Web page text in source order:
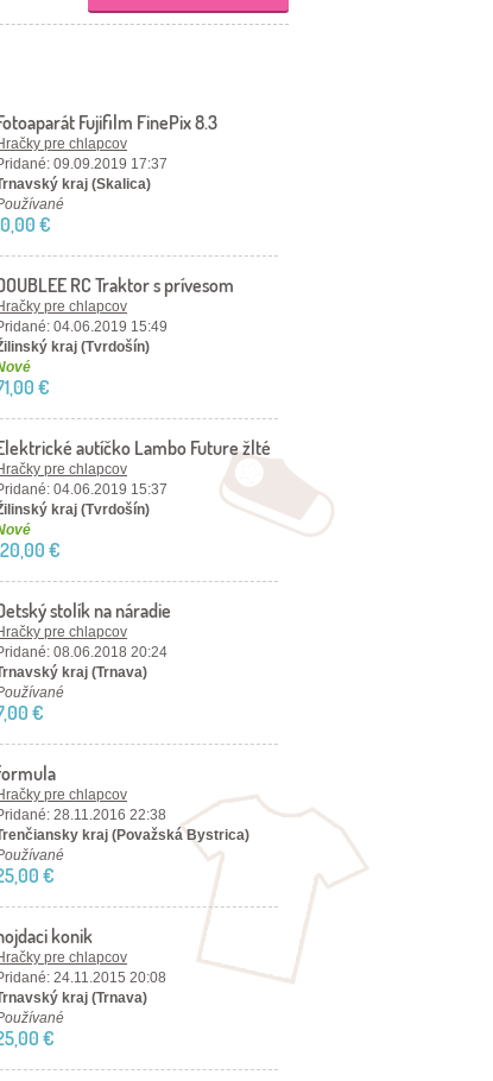
Fujifilm FinePix 8.3
pre chlapcov
09.09.2019 17:37
kraj (Skalica)
€
RC Traktor s prívesom
pre chlapcov
04.06.2019 15:49
kraj (Tvrdošín)
€
autíčko Lambo Future žlté
pre chlapcov
04.06.2019 15:37
kraj (Tvrdošín)
€
stolík na náradie
pre chlapcov
08.06.2018 20:24
kraj (Trnava)
€
pre chlapcov
28.11.2016 22:38
kraj (Považská Bystrica)
€
konik
pre chlapcov
24.11.2015 20:08
kraj (Trnava)
€